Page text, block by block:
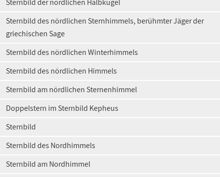
Sternbild der nördlichen Halbkugel
Sternbild des nördlichen Sternhimmels, berühmter Jäger der
griechischen Sage
Sternbild des nördlichen Winterhimmels
Sternbild des nördlichen Himmels
Sternbild am nördlichen Sternenhimmel
Doppelstern im Sternbild Kepheus
Sternbild
Sternbild des Nordhimmels
Sternbild am Nordhimmel